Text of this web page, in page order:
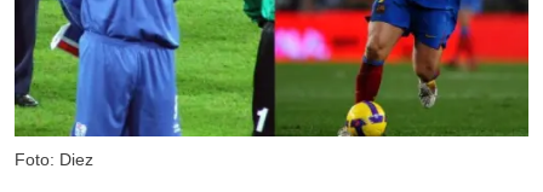
Foto: Diez